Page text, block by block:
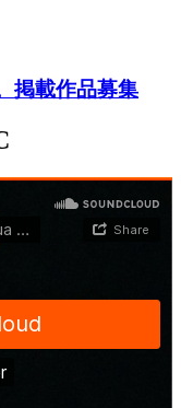
掲載作品募集